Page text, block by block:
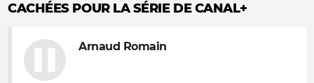
CACHÉES POUR LA SÉRIE DE CANAL+
Arnaud Romain